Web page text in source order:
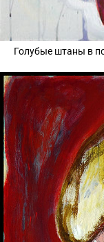
Голубые штаны в